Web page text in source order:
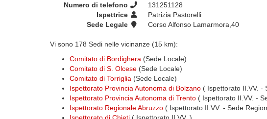
Numero di telefono
131251128
Ispettrice
Patrizia Pastorelli
Sede Legale
Corso Alfonso Lamarmora,40
Vi sono 178 Sedi nelle vicinanze (15 km):
Comitato di Bordighera (Sede Locale)
Comitato di S. Olcese (Sede Locale)
Comitato di Torriglia (Sede Locale)
Ispettorato Provincia Autonoma di Bolzano ( Ispettorato II.VV. -
Ispettorato Provincia Autonoma di Trento ( Ispettorato II.VV. -
Ispettorato Regionale Abruzzo ( Ispettorato II.VV. - Sede